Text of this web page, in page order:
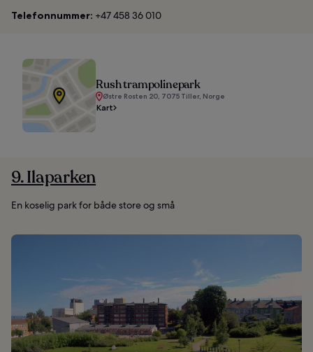
Telefonnummer: +47 458 36 010
Rush trampolinepark
Østre Rosten 20, 7075 Tiller, Norge
Kart
9. Ilaparken
En koselig park for både store og små